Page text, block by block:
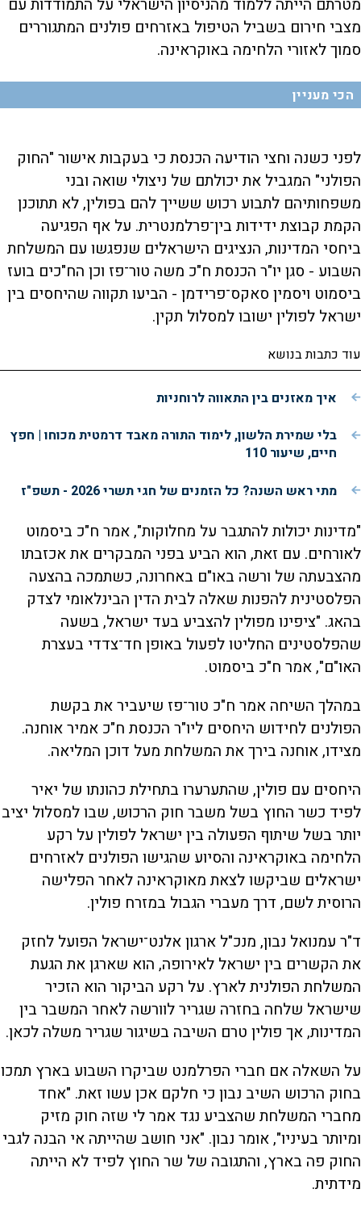
מטרתם הייתה ללמוד מהניסיון הישראלי על התמודדות עם
מצבי חירום בשביל הטיפול באזרחים פולנים המתגוררים
סמוך לאזורי הלחימה באוקראינה.
הכי מעניין
לפני כשנה וחצי הודיעה הכנסת כי בעקבות אישור "החוק
הפולני" המגביל את יכולתם של ניצולי שואה ובני
משפחותיהם לתבוע רכוש ששייך להם בפולין, לא תתוכנן
הקמת קבוצת ידידות בין־פרלמנטרית. על אף הפגיעה
ביחסי המדינות, הנציגים הישראלים שנפגשו עם המשלחת
השבוע - סגן יו"ר הכנסת ח"כ משה טור־פז וכן הח"כים בועז
ביסמוט ויסמין סאקס־פרידמן - הביעו תקווה שהיחסים בין
ישראל לפולין ישובו למסלול תקין.
עוד כתבות בנושא
איך מאזנים בין התאווה לרוחניות
בלי שמירת הלשון, לימוד התורה מאבד דרמטית מכוחו | חפץ
חיים, שיעור 110
מתי ראש השנה? כל הזמנים של חגי תשרי 2026 - תשפ"ז
"מדינות יכולות להתגבר על מחלוקות", אמר ח"כ ביסמוט
לאורחים. עם זאת, הוא הביע בפני המבקרים את אכזבתו
מהצבעתה של ורשה באו"ם באחרונה, כשתמכה בהצעה
הפלסטינית להפנות שאלה לבית הדין הבינלאומי לצדק
בהאג. "ציפינו מפולין להצביע בעד ישראל, בשעה
שהפלסטינים החליטו לפעול באופן חד־צדדי בעצרת
האו"ם", אמר ח"כ ביסמוט.
במהלך השיחה אמר ח"כ טור־פז שיעביר את בקשת
הפולנים לחידוש היחסים ליו"ר הכנסת ח"כ אמיר אוחנה.
מצידו, אוחנה בירך את המשלחת מעל דוכן המליאה.
היחסים עם פולין, שהתערערו בתחילת כהונתו של יאיר
לפיד כשר החוץ בשל משבר חוק הרכוש, שבו למסלול יציב
יותר בשל שיתוף הפעולה בין ישראל לפולין על רקע
הלחימה באוקראינה והסיוע שהגישו הפולנים לאזרחים
ישראלים שביקשו לצאת מאוקראינה לאחר הפלישה
הרוסית לשם, דרך מעברי הגבול במזרח פולין.
ד"ר עמנואל נבון, מנכ"ל ארגון אלנט־ישראל הפועל לחזק
את הקשרים בין ישראל לאירופה, הוא שארגן את הגעת
המשלחת הפולנית לארץ. על רקע הביקור הוא הזכיר
שישראל שלחה בחזרה שגריר לוורשה לאחר המשבר בין
המדינות, אך פולין טרם השיבה בשיגור שגריר משלה לכאן.
על השאלה אם חברי הפרלמנט שביקרו השבוע בארץ תמכו
בחוק הרכוש השיב נבון כי חלקם אכן עשו זאת. "אחד
מחברי המשלחת שהצביע נגד אמר לי שזה חוק מזיק
ומיותר בעיניו", אומר נבון. "אני חושב שהייתה אי הבנה לגבי
החוק פה בארץ, והתגובה של שר החוץ לפיד לא הייתה
מידתית.